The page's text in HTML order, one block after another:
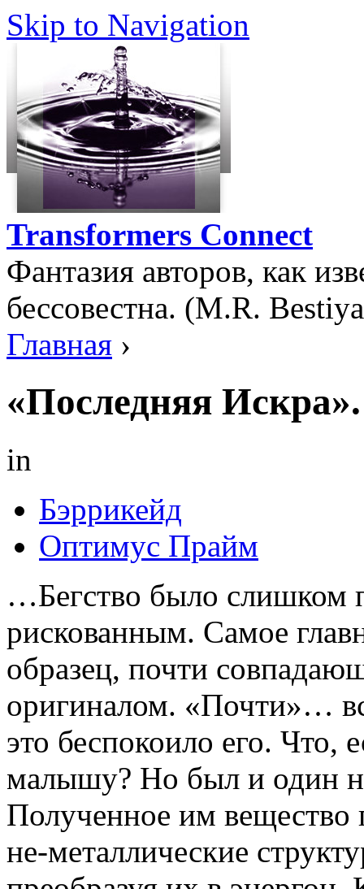
Skip to Navigation
Transformers Connect
Фантазия авторов, как
бессовестна. (M.R.
Главная ›
«Последняя
in
Бэррикейд
Оптимус Прайм
…Бегство было
рискованным. Самое
образец, почти
оригиналом. «Почти»…
это беспокоило его. Что,
малышу? Но был и один
Полученное им вещество
не-металлические